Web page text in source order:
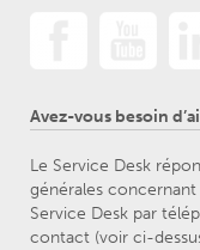
Avez-vous besoin
Le Service Desk
générales
Service Desk par
contact (voir ci-